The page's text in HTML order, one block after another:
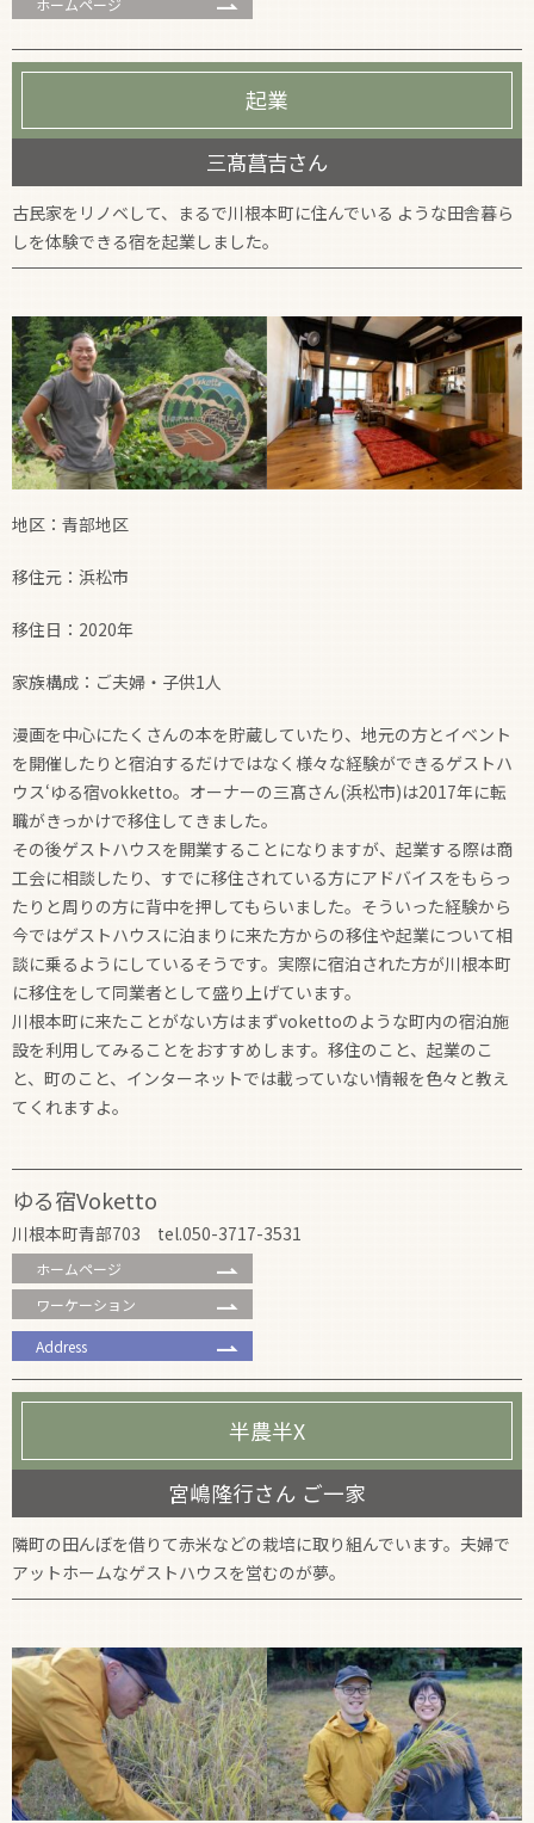
起業
三髙菖吉さん
古民家をリノベして、まるで川根本町に住んでいる ような田舎暮ら
しを体験できる宿を起業しました。
地区：青部地区
移住元：浜松市
移住日：2020年
家族構成：ご夫婦・子供1人
漫画を中心にたくさんの本を貯蔵していたり、地元の方とイベント
を開催したりと宿泊するだけではなく様々な経験ができるゲストハ
ウス‘ゆる宿vokketto。オーナーの三髙さん(浜松市)は2017年に転
職がきっかけで移住してきました。
その後ゲストハウスを開業することになりますが、起業する際は商
工会に相談したり、すでに移住されている方にアドバイスをもらっ
たりと周りの方に背中を押してもらいました。そういった経験から
今ではゲストハウスに泊まりに来た方からの移住や起業について相
談に乗るようにしているそうです。実際に宿泊された方が川根本町
に移住をして同業者として盛り上げています。
川根本町に来たことがない方はまずvokettoのような町内の宿泊施
設を利用してみることをおすすめします。移住のこと、起業のこ
と、町のこと、インターネットでは載っていない情報を色々と教え
てくれますよ。
ゆる宿Voketto
川根本町青部703 tel.050-3717-3531
ホームページ
ワーケーション
Address
半農半X
宮嶋隆行さん ご一家
隣町の田んぼを借りて赤米などの栽培に取り組んでいます。夫婦で
アットホームなゲストハウスを営むのが夢。